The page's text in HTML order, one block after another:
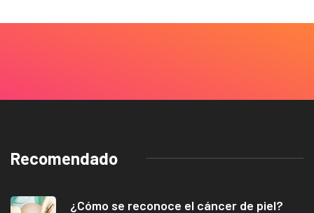
Recomendado
¿Cómo se reconoce el cáncer de piel?